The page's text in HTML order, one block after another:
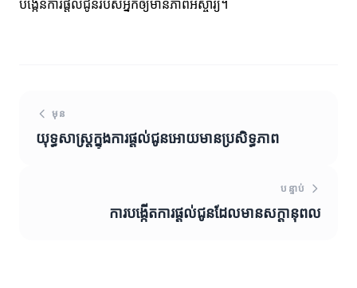
បង្កើនការផ្តល់ជូនរបស់អ្នកឲ្យមានភាពអស្ចារ្យ។
មុន
យុទ្ធសាស្ត្រក្នុងការផ្តល់ជូនអោយមានប្រសិទ្ធភាព
បន្ទាប់
ការបង្កើតការផ្តល់ជូនដែលមានសក្តានុពល